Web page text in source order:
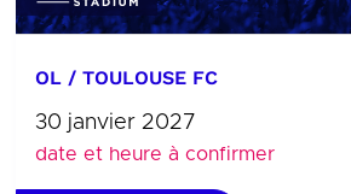
OL / TOULOUSE FC
30 janvier 2027
date et heure à confirmer